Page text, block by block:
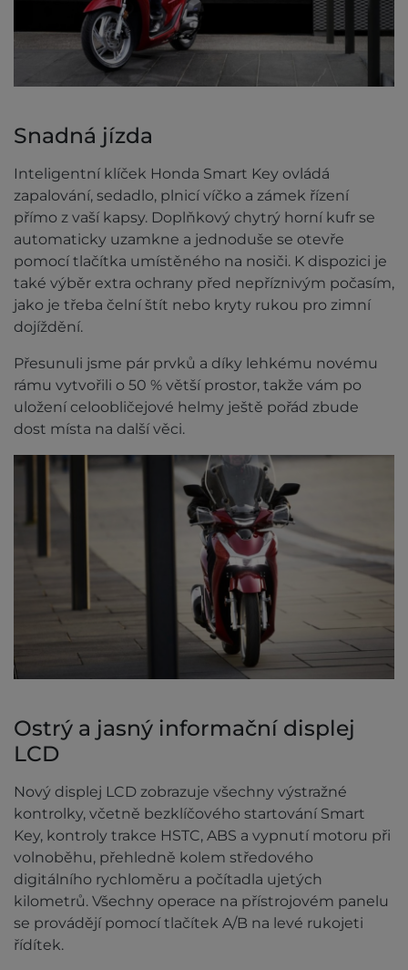
Snadná jízda
Inteligentní klíček Honda Smart Key ovládá
zapalování, sedadlo, plnicí víčko a zámek řízení
přímo z vaší kapsy. Doplňkový chytrý horní kufr se
automaticky uzamkne a jednoduše se otevře
pomocí tlačítka umístěného na nosiči. K dispozici je
také výběr extra ochrany před nepříznivým počasím,
jako je třeba čelní štít nebo kryty rukou pro zimní
dojíždění.
Přesunuli jsme pár prvků a díky lehkému novému
rámu vytvořili o 50 % větší prostor, takže vám po
uložení celoobličejové helmy ještě pořád zbude
dost místa na další věci.
Ostrý a jasný informační displej
LCD
Nový displej LCD zobrazuje všechny výstražné
kontrolky, včetně bezklíčového startování Smart
Key, kontroly trakce HSTC, ABS a vypnutí motoru při
volnoběhu, přehledně kolem středového
digitálního rychloměru a počítadla ujetých
kilometrů. Všechny operace na přístrojovém panelu
se provádějí pomocí tlačítek A/B na levé rukojeti
řídítek.